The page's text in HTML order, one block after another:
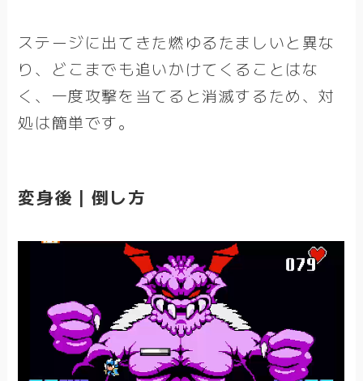
ステージに出てきた燃ゆるたましいと異な
り、どこまでも追いかけてくることはな
く、一度攻撃を当てると消滅するため、対
処は簡単です。
変身後｜倒し方